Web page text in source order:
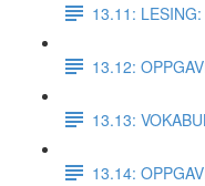
13.11:
13.12:
13.13:
13.14: